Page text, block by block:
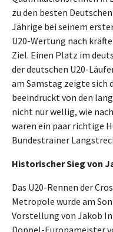
zu den besten
Jährige bei seinem
U20-Wertung nach
Ziel. Einen Platz im
der deutschen U20-
am Samstag zeigte sich
beeindruckt von den
nicht nur wellig, wie
waren ein paar richtige
Bundestrainer
Historischer Sieg von
Das U20-Rennen der
Metropole wurde am
Vorstellung von Jakob
Doppel-Europameister